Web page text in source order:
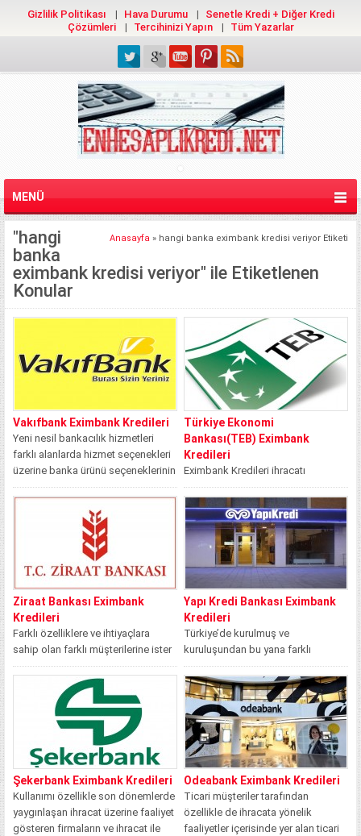
Gizlilik Politikası Hava Durumu
Senetle Kredi + Diğer Kredi
Çözümleri
Tercihinizi Yapın Tüm Yazarlar
MENÜ
Anasayfa » hangi banka eximbank kredisi veriyor Etiketi
"hangi
banka
eximbank kredisi veriyor" ile Etiketlenen
Konular
Vakıfbank Eximbank Kredileri
Yeni nesil bankacılık hizmetleri
farklı alanlarda hizmet seçenekleri
üzerine banka ürünü seçeneklerinin
geliştirilmesini ve bu...
Türkiye Ekonomi
Bankası(TEB) Eximbank
Kredileri
Eximbank Kredileri ihracatı
geliştirmeye yönelik olarak ihracat
üzerine faaliyet gösteren ya da
ihracatla ilgili olan...
Ziraat Bankası Eximbank
Kredileri
Farklı özelliklere ve ihtiyaçlara
sahip olan farklı müşterilerine ister
bireysel müşteriler olsun ister ticari
Yapı Kredi Bankası Eximbank
Kredileri
Türkiye’de kurulmuş ve
kuruluşundan bu yana farklı
özelliklere sahip müşterilerine
hizmet sunmaktadır. Kuruluş amacı
ev...
Şekerbank Eximbank Kredileri
Kullanımı özellikle son dönemlerde
yaygınlaşan ihracat üzerine faaliyet
gösteren firmaların ve ihracat ile
Odeabank Eximbank Kredileri
Ticari müşteriler tarafından
özellikle de ihracata yönelik
faaliyetler içerisinde yer alan ticari